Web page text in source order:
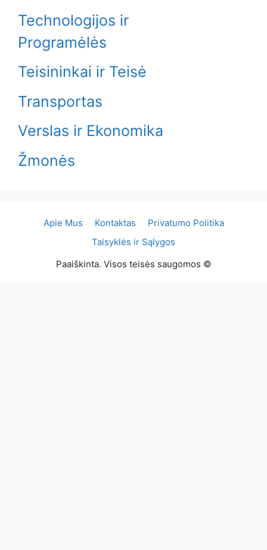
Technologijos ir
Programėlės
Teisininkai ir Teisė
Transportas
Verslas ir Ekonomika
Žmonės
Apie Mus Kontaktas
Privatumo Politika
Taisyklės ir Sąlygos
Paaiškinta. Visos teisės saugomos ©